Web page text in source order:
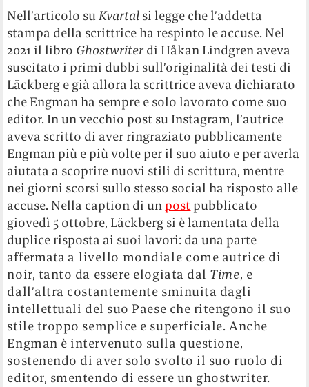
Nell’articolo suKvartal si legge che l’addetta
stampa della scrittrice ha respinto le accuse. Nel
2021 il libro Ghostwriter di Håkan Lindgren aveva
suscitato i primi dubbi sull’originalità dei testi di
Läckberg e già allora la scrittrice aveva dichiarato
che Engman ha sempre e solo lavorato come suo
editor. In un vecchio post su Instagram, l’autrice
aveva scritto di aver ringraziato pubblicamente
Engman più e più volte per il suo aiuto e per averla
aiutata a scoprire nuovi stili di scrittura, mentre
nei giorni scorsi sullo stesso social ha risposto alle
accuse. Nella caption di unpost pubblicato
giovedì 5 ottobre, Läckberg si è lamentata della
duplice risposta ai suoi lavori: da una parte
affermata a livello mondiale come autrice di
noir, tanto da essere elogiata dal Time, e
dall’altra costantemente sminuita dagli
intellettuali del suo Paese che ritengono il suo
stile troppo semplice e superficiale. Anche
Engman è intervenuto sulla questione,
sostenendo di aver solo svolto il suo ruolo di
editor, smentendo di essere un ghostwriter.